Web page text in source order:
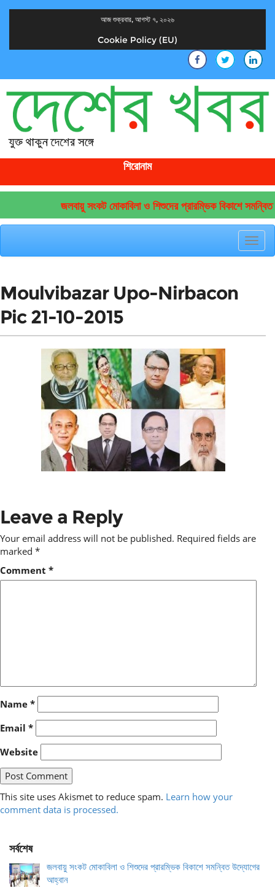
আজ শুক্রবার, আগস্ট ৭, ২০২৬
Cookie Policy (EU)
শিরোনাম
জলবায়ু সংকট মোকাবিলা ও শিশুদের প্রারম্ভিক বিকাশে সমন্বিত
Moulvibazar Upo-Nirbacon
Pic 21-10-2015
Leave a Reply
Your email address will not be published. Required fields are
marked *
Comment *
Name *
Email *
Website
This site uses Akismet to reduce spam. Learn how your
comment data is processed.
সর্বশেষ
জলবায়ু সংকট মোকাবিলা ও শিশুদের প্রারম্ভিক বিকাশে সমন্বিত উদ্যোগের
আহ্বান